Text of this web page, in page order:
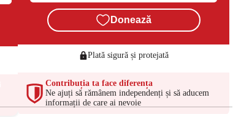
Donează
Plată sigură și protejată
Contribuția ta face diferența
Ne ajuți să rămânem independenți și să aducem
informații de care ai nevoie